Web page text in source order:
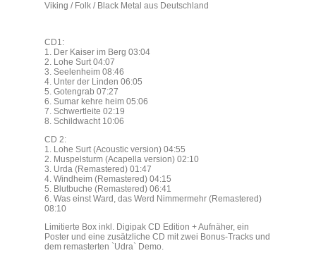
Viking / Folk / Black Metal aus Deutschland
CD1:
1. Der Kaiser im Berg 03:04
2. Lohe Surt 04:07
3. Seelenheim 08:46
4. Unter der Linden 06:05
5. Gotengrab 07:27
6. Sumar kehre heim 05:06
7. Schwertleite 02:19
8. Schildwacht 10:06
CD 2:
1. Lohe Surt (Acoustic version) 04:55
2. Muspelsturm (Acapella version) 02:10
3. Urda (Remastered) 01:47
4. Windheim (Remastered) 04:15
5. Blutbuche (Remastered) 06:41
6. Was einst Ward, das Werd Nimmermehr (Remastered)
08:10
Limitierte Box inkl. Digipak CD Edition + Aufnäher, ein
Poster und eine zusätzliche CD mit zwei Bonus-Tracks und
dem remasterten `Udra` Demo.